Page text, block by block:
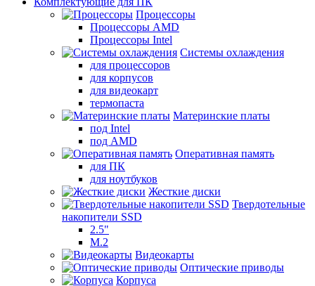
Процессоры
Процессоры AMD
Процессоры Intel
Системы охлаждения
для процессоров
для корпусов
для видеокарт
термопаста
Материнские платы
под Intel
под AMD
Оперативная память
для ПК
для ноутбуков
Жесткие диски
Твердотельные
накопители SSD
2.5"
M.2
Видеокарты
Оптические приводы
Корпуса